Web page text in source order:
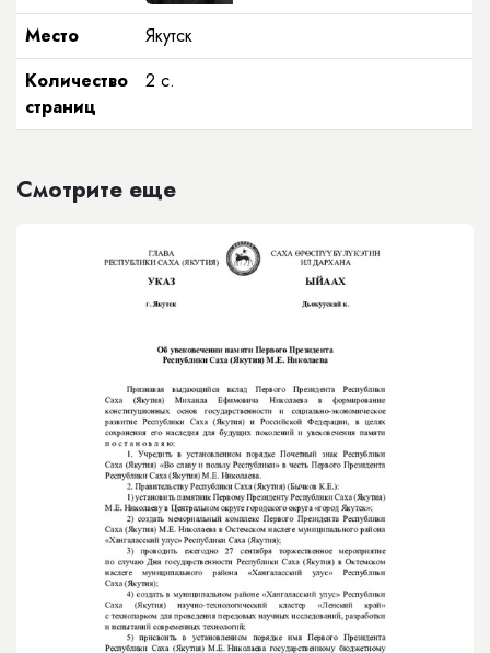
Место
Якутск
Количество
страниц
2 с.
Смотрите еще